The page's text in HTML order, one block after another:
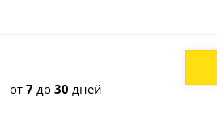
от7 до30 дней